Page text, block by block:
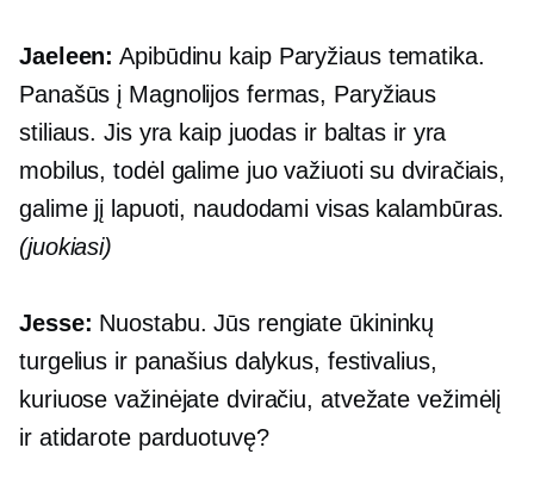
Jaeleen: Apibūdinu kaip Paryžiaus tematika.
Panašūs į Magnolijos fermas, Paryžiaus
stiliaus. Jis yra kaip juodas ir baltas ir yra
mobilus, todėl galime juo važiuoti su dviračiais,
galime jį lapuoti, naudodami visas kalambūras.
(juokiasi)
Jesse: Nuostabu. Jūs rengiate ūkininkų
turgelius ir panašius dalykus, festivalius,
kuriuose važinėjate dviračiu, atvežate vežimėlį
ir atidarote parduotuvę?